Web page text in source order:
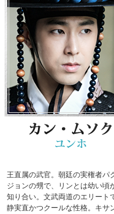
王直属の武官。朝廷の実権者パ
ジョンの甥で、リンとは幼い頃
知り合い。文武両道のエリート
静実直かつクールな性格。キサ